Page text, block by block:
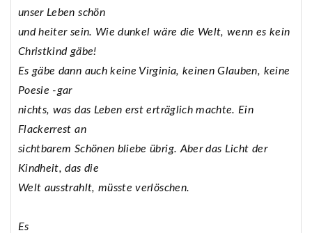
unser Leben schön
und heiter sein. Wie dunkel wäre die Welt, wenn es kein
Christkind gäbe!
Es gäbe dann auch keine Virginia, keinen Glauben, keine
Poesie -gar
nichts, was das Leben erst erträglich machte. Ein
Flackerrest an
sichtbarem Schönen bliebe übrig. Aber das Licht der
Kindheit, das die
Welt ausstrahlt, müsste verlöschen.
Es